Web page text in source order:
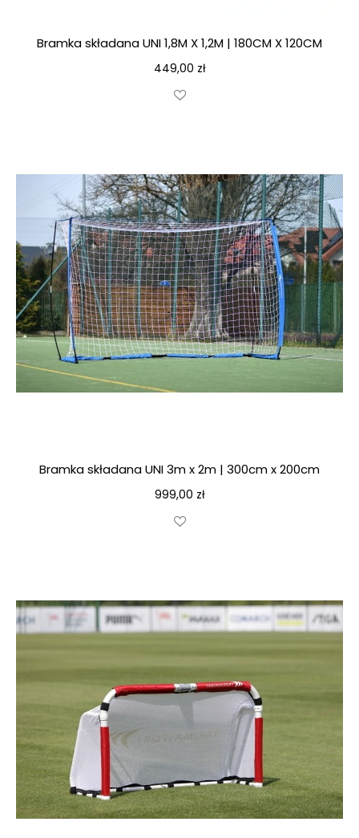
Bramka składana UNI 1,8M X 1,2M | 180CM X 120CM
449,00 zł
Bramka składana UNI 3m x 2m | 300cm x 200cm
999,00 zł